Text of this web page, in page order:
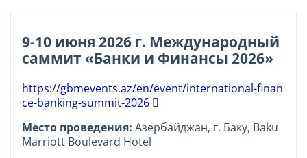
9-10 июня 2026 г. Международный
саммит «Банки и Финансы 2026»
https://gbmevents.az/en/event/international-finan
ce-banking-summit-2026
Место проведения: Азербайджан, г. Баку, Baku
Marriott Boulevard Hotel